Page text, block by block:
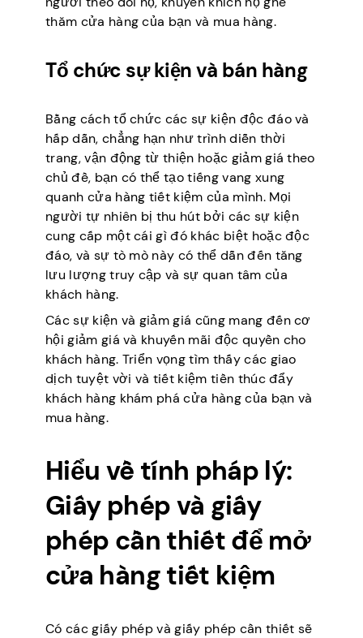
thăm cửa hàng của bạn và mua hàng.
Tổ chức sự kiện và bán hàng
Bằng cách tổ chức các sự kiện độc đáo và
hấp dẫn, chẳng hạn như trình diễn thời
trang, vận động từ thiện hoặc giảm giá theo
chủ đề, bạn có thể tạo tiếng vang xung
quanh cửa hàng tiết kiệm của mình. Mọi
người tự nhiên bị thu hút bởi các sự kiện
cung cấp một cái gì đó khác biệt hoặc độc
đáo, và sự tò mò này có thể dẫn đến tăng
lưu lượng truy cập và sự quan tâm của
khách hàng.
Các sự kiện và giảm giá cũng mang đến cơ
hội giảm giá và khuyến mãi độc quyền cho
khách hàng. Triển vọng tìm thấy các giao
dịch tuyệt vời và tiết kiệm tiền thúc đẩy
khách hàng khám phá cửa hàng của bạn và
mua hàng.
Hiểu về tính pháp lý:
Giấy phép và giấy
phép cần thiết để mở
cửa hàng tiết kiệm
Có các giấy phép và giấy phép cần thiết sẽ